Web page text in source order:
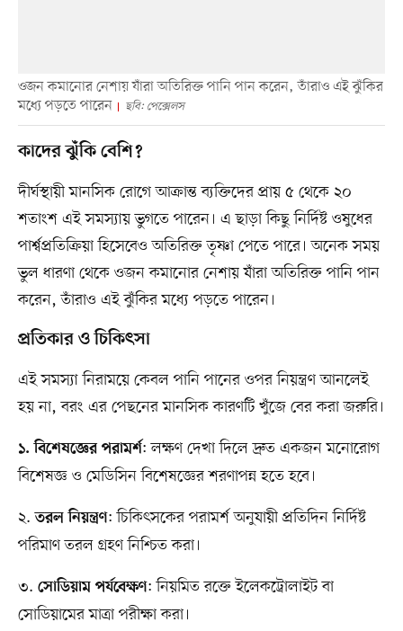
ওজন কমানোর নেশায় যাঁরা অতিরিক্ত পানি পান করেন, তাঁরাও এই ঝুঁকির
মধ্যে পড়তে পারেন
ছবি: পেক্সেলস
কাদের ঝুঁকি বেশি?
দীর্ঘস্থায়ী মানসিক রোগে আক্রান্ত ব্যক্তিদের প্রায় ৫ থেকে ২০
শতাংশ এই সমস্যায় ভুগতে পারেন। এ ছাড়া কিছু নির্দিষ্ট ওষুধের
পার্শ্বপ্রতিক্রিয়া হিসেবেও অতিরিক্ত তৃষ্ণা পেতে পারে। অনেক সময়
ভুল ধারণা থেকে ওজন কমানোর নেশায় যাঁরা অতিরিক্ত পানি পান
করেন, তাঁরাও এই ঝুঁকির মধ্যে পড়তে পারেন।
প্রতিকার ও চিকিৎসা
এই সমস্যা নিরাময়ে কেবল পানি পানের ওপর নিয়ন্ত্রণ আনলেই
হয় না, বরং এর পেছনের মানসিক কারণটি খুঁজে বের করা জরুরি।
১. বিশেষজ্ঞের পরামর্শ: লক্ষণ দেখা দিলে দ্রুত একজন মনোরোগ
বিশেষজ্ঞ ও মেডিসিন বিশেষজ্ঞের শরণাপন্ন হতে হবে।
২.তরল নিয়ন্ত্রণ: চিকিৎসকের পরামর্শ অনুযায়ী প্রতিদিন নির্দিষ্ট
পরিমাণ তরল গ্রহণ নিশ্চিত করা।
৩. সোডিয়াম পর্যবেক্ষণ: নিয়মিত রক্তে ইলেকট্রোলাইট বা
সোডিয়ামের মাত্রা পরীক্ষা করা।